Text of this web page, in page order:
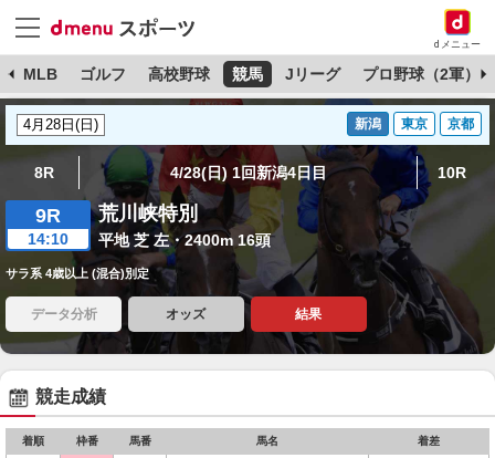
dメニュー
MLB ゴルフ 高校野球 競馬 Jリーグ プロ野球（2軍）
新潟 東京 京都
8R 4/28(日) 1回新潟4日目 10R
9R
14:10
荒川峡特別
平地 芝 左・2400m 16頭
サラ系 4歳以上 (混合)別定
データ分析 オッズ 結果
競走成績
着順 枠番 馬番 馬名 着差